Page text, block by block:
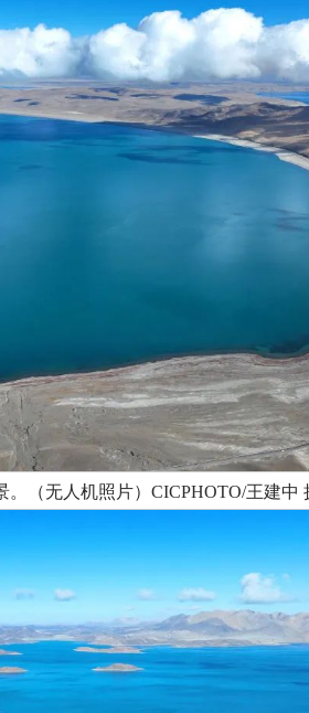
。（无人机照片）CICPHOTO/王建中